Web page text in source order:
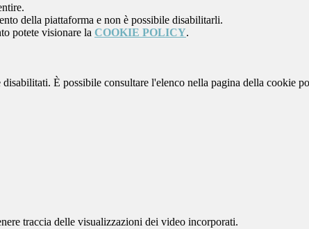
della piattaforma e non è possibile disabilitarli.
potete visionare la COOKIE POLICY.
È possibile consultare l'elenco nella pagina della cookie
traccia delle visualizzazioni dei video incorporati.